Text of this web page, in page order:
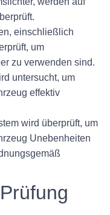
einschließlich
um
zu verwenden sind.
untersucht, um
effektiv
wird überprüft, um
Unebenheiten